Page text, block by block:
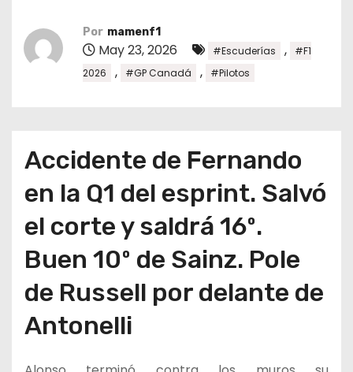
Por mamenf1
May 23, 2026 #Escuderías ,
#F1
2026
, #GP Canadá , #Pilotos
Accidente de Fernando
en la Q1 del esprint. Salvó
el corte y saldrá 16º.
Buen 10º de Sainz. Pole
de Russell por delante de
Antonelli